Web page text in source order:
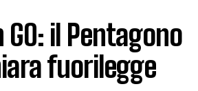
GO: il Pentagono
fuorilegge